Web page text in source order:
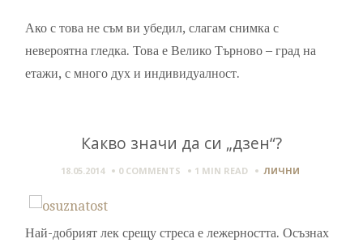
Ако с това не съм ви убедил, слагам снимка с
невероятна гледка. Това е Велико Търново – град на
етажи, с много дух и индивидуалност.
Какво значи да си „дзен“?
18.05.2014 0 COMMENTS 1 MIN READ ЛИЧНИ
Най-добрият лек срещу стреса е лежерността. Осъзнах